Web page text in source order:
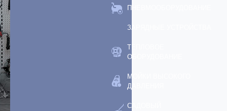
ПНЕВМООБОРУДОВАНИЕ
ЗАРЯДНЫЕ УСТРОЙСТВА
ТЕПЛОВОЕ
ОБОРУДОВАНИЕ
МОЙКИ ВЫСОКОГО
ДАВЛЕНИЯ
САДОВЫЙ